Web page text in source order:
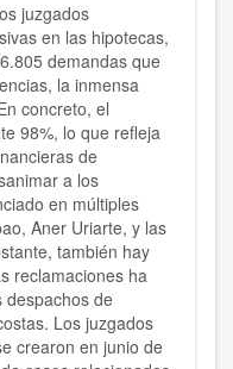
juzgados
en las hipotecas,
demandas que
la inmensa
concreto, el
98%, lo que refleja
de
a los
en múltiples
Aner Uriarte, y las
también hay
reclamaciones ha
despachos de
Los juzgados
crearon en junio de